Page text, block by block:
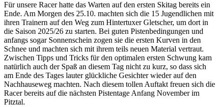
Für unsere Racer hatte das Warten auf den ersten Skitag bereits ein
Ende. Am Morgen des 25.10. machten sich die 15 Jugendlichen mit
ihren Trainern auf den Weg zum Hintertuxer Gletscher, um dort in
die Saison 2025/26 zu starten. Bei guten Pistenbedingungen und
anfangs sogar Sonnenschein zogen sie die ersten Kurven in den
Schnee und machten sich mit ihrem teils neuen Material vertraut.
Zwischen Tipps und Tricks für den optimalen ersten Schwung kam
natürlich auch der Spaß an diesem Tag nicht zu kurz, so dass sich
am Ende des Tages lauter glückliche Gesichter wieder auf den
Nachhauseweg machten. Nach diesem tollen Auftakt freuen sich die
Racer bereits auf die nächsten Pistentage Anfang November im
Pitztal.